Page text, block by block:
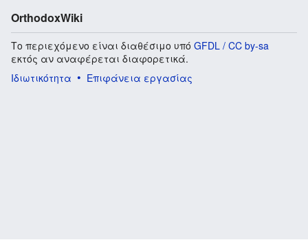
OrthodoxWiki
Το περιεχόμενο είναι διαθέσιμο υπό GFDL / CC by-sa
εκτός αν αναφέρεται διαφορετικά.
Ιδιωτικότητα
Επιφάνεια εργασίας